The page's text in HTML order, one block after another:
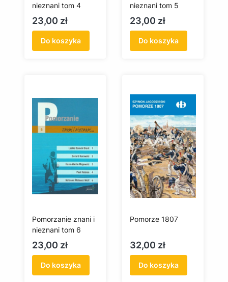
nieznani tom 4
Cena
23,00 zł
Do koszyka
nieznani tom 5
Cena
23,00 zł
Do koszyka
Pomorzanie znani i
nieznani tom 6
Cena
23,00 zł
Do koszyka
Pomorze 1807
Cena
32,00 zł
Do koszyka